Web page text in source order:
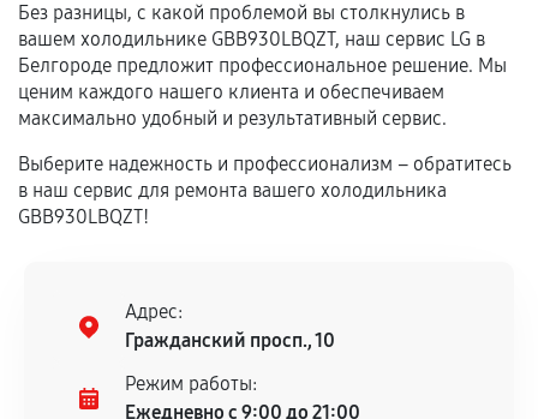
Без разницы, с какой проблемой вы столкнулись в
вашем холодильнике GBB930LBQZT, наш сервис LG в
Белгороде предложит профессиональное решение. Мы
ценим каждого нашего клиента и обеспечиваем
максимально удобный и результативный сервис.
Выберите надежность и профессионализм – обратитесь
в наш сервис для ремонта вашего холодильника
GBB930LBQZT!
Адрес:
Гражданский просп., 10
Режим работы:
Ежедневно с 9:00 до 21:00